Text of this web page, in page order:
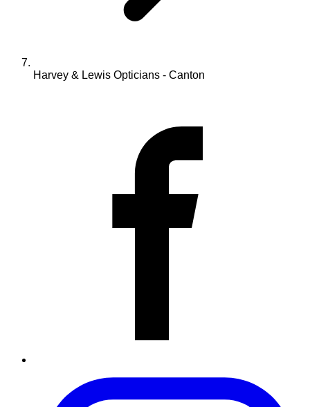
Harvey & Lewis Opticians - Canton